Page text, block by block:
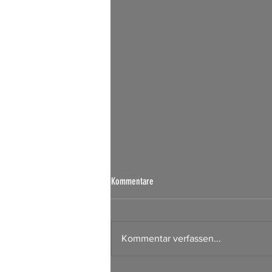
Börsen Radar 06.08.2026
Kommentare
Kommentar verfassen...